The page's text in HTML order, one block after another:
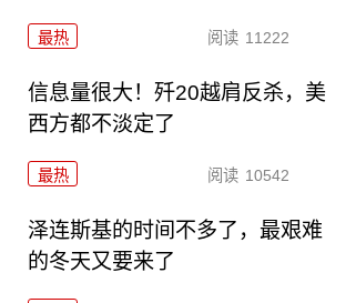
最热 阅读 11222
信息量很大！歼20越肩反杀，美
西方都不淡定了
最热 阅读 10542
泽连斯基的时间不多了，最艰难
的冬天又要来了